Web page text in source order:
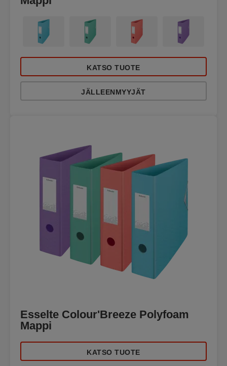
KATSO TUOTE
JÄLLEENMYYJÄT
Esselte Colour'Breeze Polyfoam
Mappi
KATSO TUOTE